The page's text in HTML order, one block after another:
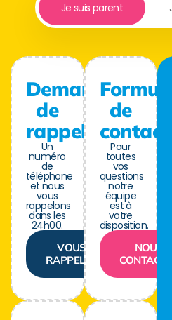
Je suis parent
Demande
de
rappel
Un
numéro
de
téléphone
et nous
vous
rappelons
dans les
24h00.
VOUS
RAPPELER
de
contact
Pour
toutes
vos
questions
notre
équipe
est à
votre
disposition.
NOUS
CONTACTER